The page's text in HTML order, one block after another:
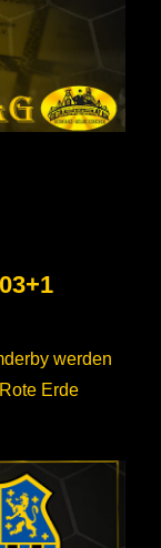
werden
Erde